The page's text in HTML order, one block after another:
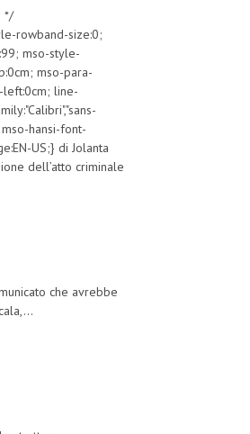
*/
rowband-size:0;
mso-style-
mso-para-
left:0cm; line-
hansi-font-
US;} di Jolanta
dell’atto criminale
che avrebbe